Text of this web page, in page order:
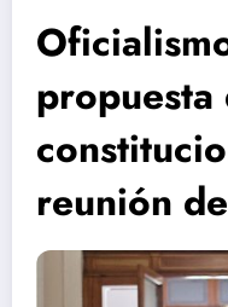
propuesta
reunión